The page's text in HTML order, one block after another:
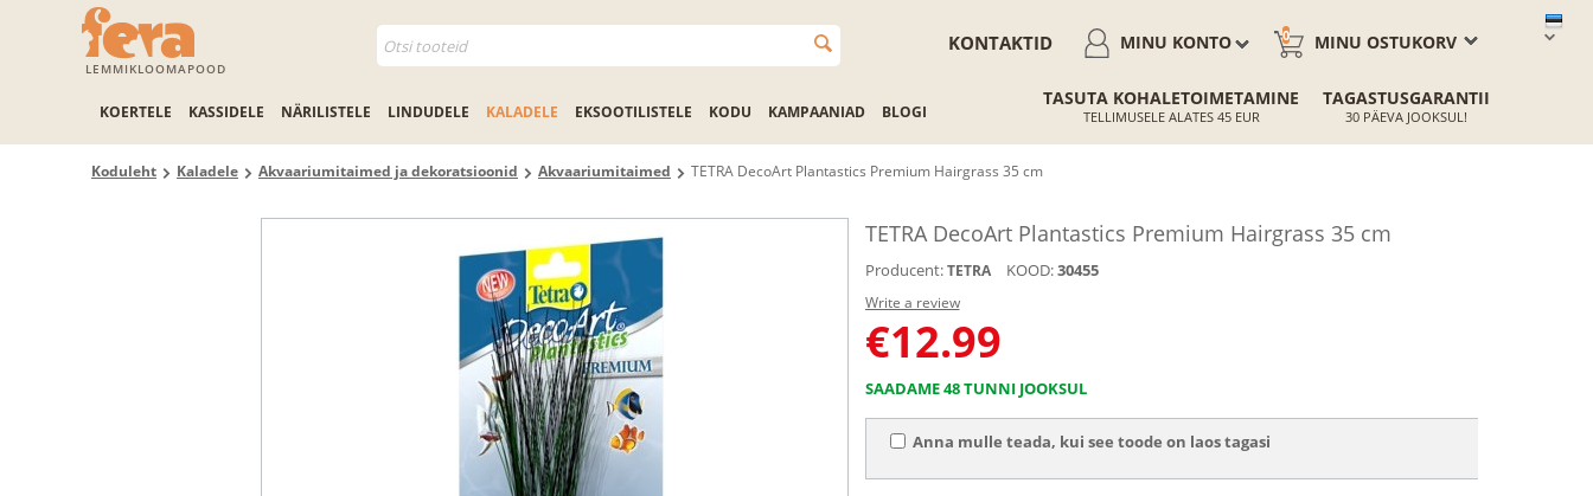
LEMMIKLOOMAPOOD
MINU OSTUKORV
0
MINU KONTO
KONTAKTID
KOERTELE KASSIDELE NÄRILISTELE LINDUDELE KALADELE EKSOOTILISTELE KODU KAMPAANIAD BLOGI
TASUTA KOHALETOIMETAMINE
TELLIMUSELE ALATES 45 EUR
TAGASTUSGARANTII
30 PÄEVA JOOKSUL!
Koduleht Kaladele Akvaariumitaimed ja dekoratsioonid Akvaariumitaimed TETRA DecoArt Plantastics Premium Hairgrass 35 cm
TETRA DecoArt Plantastics Premium Hairgrass 35 cm
Producent: TETRA KOOD:30455
Write a review
€12.99
SAADAME 48 TUNNI JOOKSUL
Anna mulle teada, kui see toode on laos tagasi